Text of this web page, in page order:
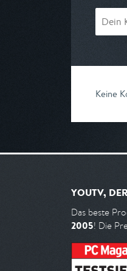
Keine
YOUTV,
Das beste
2005! Die